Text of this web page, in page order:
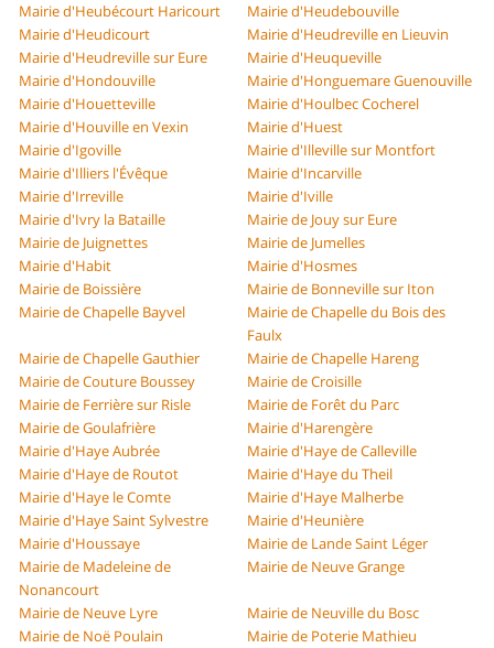
Mairie d'Heubécourt Haricourt
Mairie d'Heudebouville
Mairie d'Heudicourt
Mairie d'Heudreville en Lieuvin
Mairie d'Heudreville sur Eure
Mairie d'Heuqueville
Mairie d'Hondouville
Mairie d'Honguemare Guenouville
Mairie d'Houetteville
Mairie d'Houlbec Cocherel
Mairie d'Houville en Vexin
Mairie d'Huest
Mairie d'Igoville
Mairie d'Illeville sur Montfort
Mairie d'Illiers l'Évêque
Mairie d'Incarville
Mairie d'Irreville
Mairie d'Iville
Mairie d'Ivry la Bataille
Mairie de Jouy sur Eure
Mairie de Juignettes
Mairie de Jumelles
Mairie d'Habit
Mairie d'Hosmes
Mairie de Boissière
Mairie de Bonneville sur Iton
Mairie de Chapelle Bayvel
Mairie de Chapelle du Bois des
Faulx
Mairie de Chapelle Gauthier
Mairie de Chapelle Hareng
Mairie de Couture Boussey
Mairie de Croisille
Mairie de Ferrière sur Risle
Mairie de Forêt du Parc
Mairie de Goulafrière
Mairie d'Harengère
Mairie d'Haye Aubrée
Mairie d'Haye de Calleville
Mairie d'Haye de Routot
Mairie d'Haye du Theil
Mairie d'Haye le Comte
Mairie d'Haye Malherbe
Mairie d'Haye Saint Sylvestre
Mairie d'Heunière
Mairie d'Houssaye
Mairie de Lande Saint Léger
Mairie de Madeleine de
Nonancourt
Mairie de Neuve Grange
Mairie de Neuve Lyre
Mairie de Neuville du Bosc
Mairie de Noë Poulain
Mairie de Poterie Mathieu